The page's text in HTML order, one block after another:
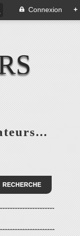
Connexion +